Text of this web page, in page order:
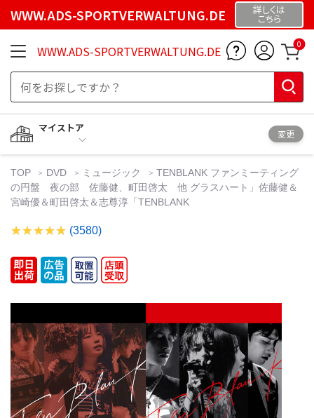
WWW.ADS-SPORTVERWALTUNG.DE 詳しくは
こちら
WWW.ADS-SPORTVERWALTUNG.DE 0
マイストア
変更
TOP DVD ミュージック
TENBLANK ファンミーティング
の円盤 夜の部 佐藤健、町田啓太 他 グラスハート」佐藤健＆
宮崎優＆町田啓太＆志尊淳「TENBLANK
(3580)